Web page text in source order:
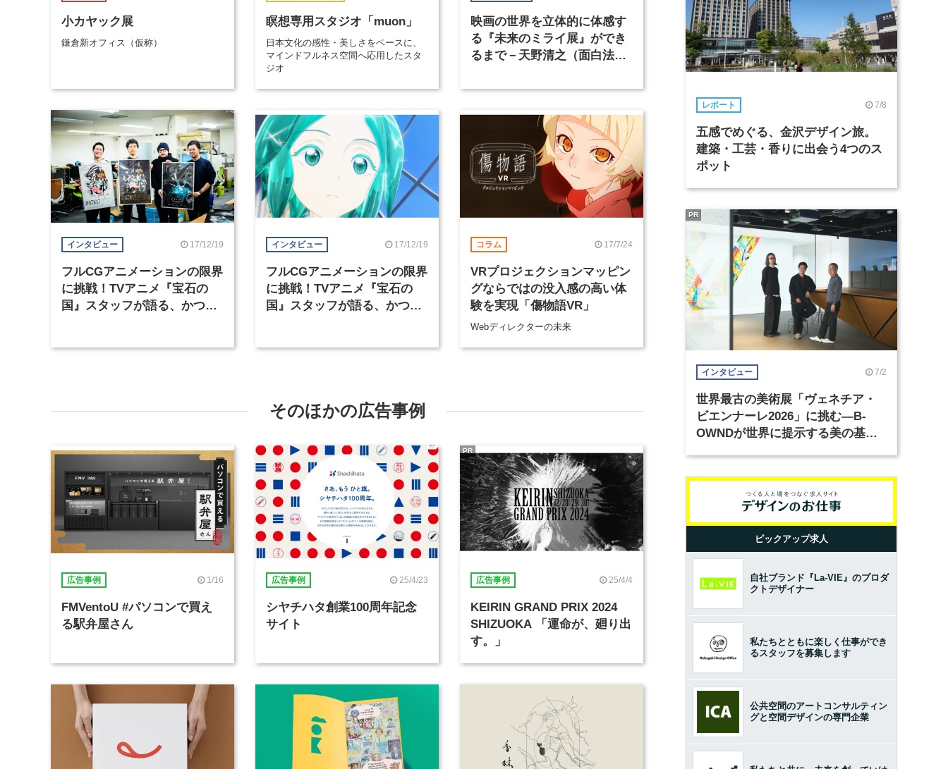
小カヤック展
鎌倉新オフィス（仮称）
瞑想専用スタジオ「muon」
日本文化の感性・美しさをベースに、
マインドフルネス空間へ応用したスタ
ジオ
映画の世界を立体的に体感す
る『未来のミライ展』ができ
るまで－天野清之（面白法人
オ地図）
インタビュー 17/12/19
フルCGアニメーションの限界
に挑戦！TVアニメ『宝石の
国』スタッフが語る、かつて
インタビュー 17/12/19
フルCGアニメーションの限界
に挑戦！TVアニメ『宝石の
国』スタッフが語る、かつて
コラム 17/7/24
VRプロジェクションマッピン
グならではの没入感の高い体
験を実現「傷物語VR」
Webディレクターの未来
そのほかの広告事例
広告事例 1/16
FMVentoU #パソコンで買え
る駅弁屋さん
広告事例 25/4/23
シヤチハタ創業100周年記念
サイト
広告事例 25/4/4
KEIRIN GRAND PRIX 2024
SHIZUOKA 「運命が、廻り出
す。」
PR
レポート 7/8
五感でめぐる、金沢デザイン旅。
建築・工芸・香りに出会う4つのス
ポット
インタビュー 7/2
世界最古の美術展「ヴェネチア・
ビエンナーレ2026」に挑む―B-
OWNDが世界に提示する美の基準
PR
ピックアップ求人
自社ブランド『La-VIE』のプロダ
クトデザイナー
私たちとともに楽しく仕事ができ
るスタッフを募集します
公共空間のアートコンサルティン
グと空間デザインの専門企業